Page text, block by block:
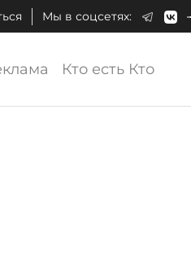
Мы в соцсетях:
Кто есть Кто